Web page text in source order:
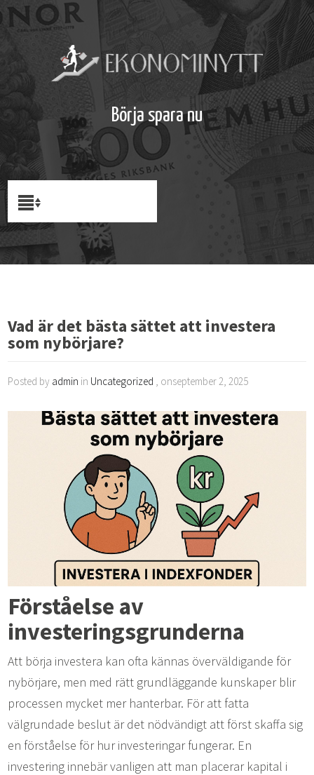
Börja spara nu
Vad är det bästa sättet att investera
som nybörjare?
Posted by admin in Uncategorized , onseptember 2, 2025
Förståelse av
investeringsgrunderna
Att börja investera kan ofta kännas överväldigande för
nybörjare, men med rätt grundläggande kunskaper blir
processen mycket mer hanterbar. För att fatta
välgrundade beslut är det nödvändigt att först skaffa sig
en förståelse för hur investeringar fungerar. En
investering innebär vanligen att man placerar kapital i